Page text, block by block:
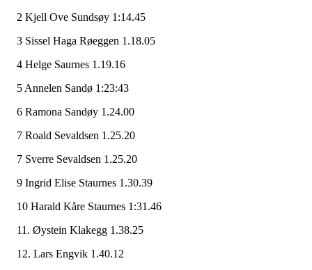
2 Kjell Ove Sundsøy 1:14.45
3 Sissel Haga Røeggen 1.18.05
4 Helge Saurnes 1.19.16
5 Annelen Sandø 1:23:43
6 Ramona Sandøy 1.24.00
7 Roald Sevaldsen 1.25.20
7 Sverre Sevaldsen 1.25.20
9 Ingrid Elise Staurnes 1.30.39
10 Harald Kåre Staurnes 1:31.46
11. Øystein Klakegg 1.38.25
12. Lars Engvik 1.40.12